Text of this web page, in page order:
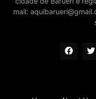
mail: